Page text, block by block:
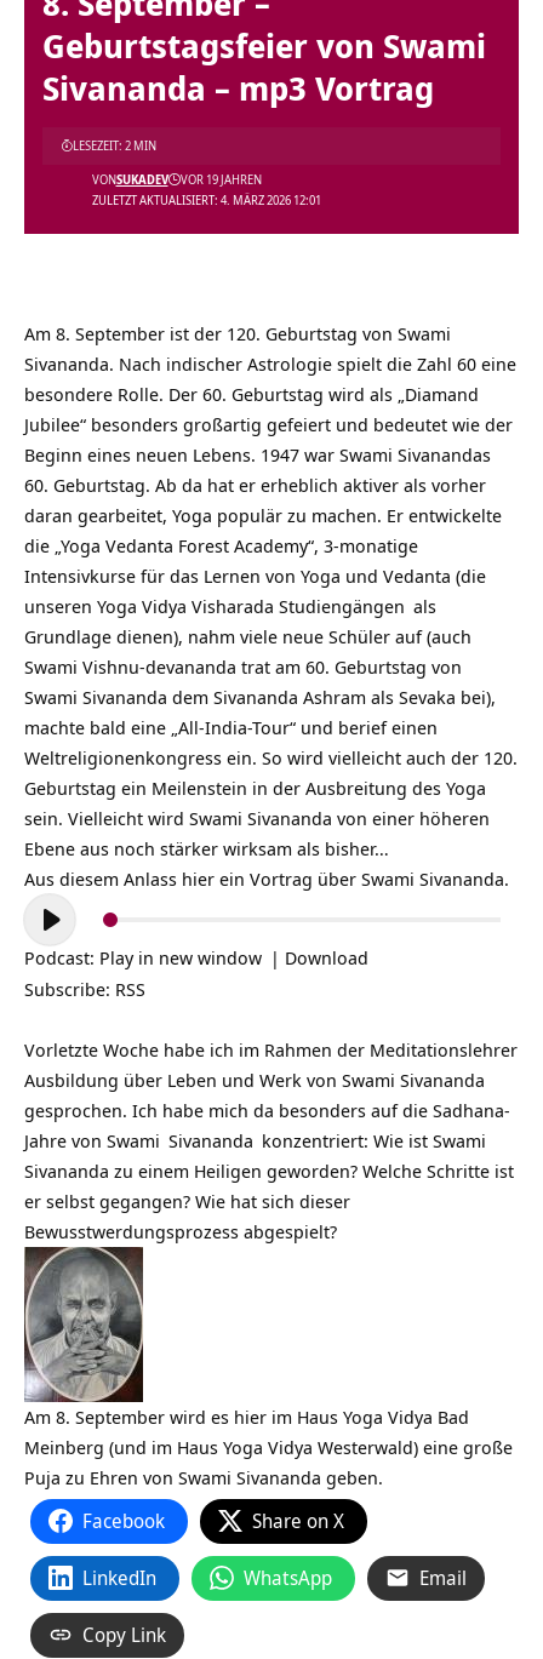
Geburtstagsfeier von Swami
Sivananda – mp3 Vortrag
ZULETZT AKTUALISIERT: 4. MÄRZ 2026 12:01
VONSUKADEV VOR 19 JAHREN
LESEZEIT: 2 MIN
Am 8. September ist der 120. Geburtstag von Swami
Sivananda. Nach indischer Astrologie spielt die Zahl 60 eine
besondere Rolle. Der 60. Geburtstag wird als „Diamand
Jubilee“ besonders großartig gefeiert und bedeutet wie der
Beginn eines neuen Lebens. 1947 war Swami Sivanandas
60. Geburtstag. Ab da hat er erheblich aktiver als vorher
daran gearbeitet, Yoga populär zu machen. Er entwickelte
die „Yoga Vedanta Forest Academy“, 3-monatige
Intensivkurse für das Lernen von Yoga und Vedanta (die
unseren Yoga Vidya Visharada Studiengängen als
Grundlage dienen), nahm viele neue Schüler auf (auch
Swami Vishnu-devananda trat am 60. Geburtstag von
Swami Sivananda dem Sivananda Ashram als Sevaka bei),
machte bald eine „All-India-Tour“ und berief einen
Weltreligionenkongress ein. So wird vielleicht auch der 120.
Geburtstag ein Meilenstein in der Ausbreitung des Yoga
sein. Vielleicht wird Swami Sivananda von einer höheren
Ebene aus noch stärker wirksam als bisher…
Aus diesem Anlass hier ein Vortrag über Swami Sivananda.
Audio-
Player
Podcast: Play in new window | Download
Subscribe: RSS
Vorletzte Woche habe ich im Rahmen der Meditationslehrer
Ausbildung über Leben und Werk von Swami Sivananda
gesprochen. Ich habe mich da besonders auf die Sadhana-
Jahre von Swami Sivananda konzentriert: Wie ist Swami
Sivananda zu einem Heiligen geworden? Welche Schritte ist
er selbst gegangen? Wie hat sich dieser
Bewusstwerdungsprozess abgespielt?
Am 8. September wird es hier im Haus Yoga Vidya Bad
Meinberg (und im Haus Yoga Vidya Westerwald) eine große
Puja zu Ehren von Swami Sivananda geben.
Facebook Share on X
LinkedIn WhatsApp Email
Copy Link